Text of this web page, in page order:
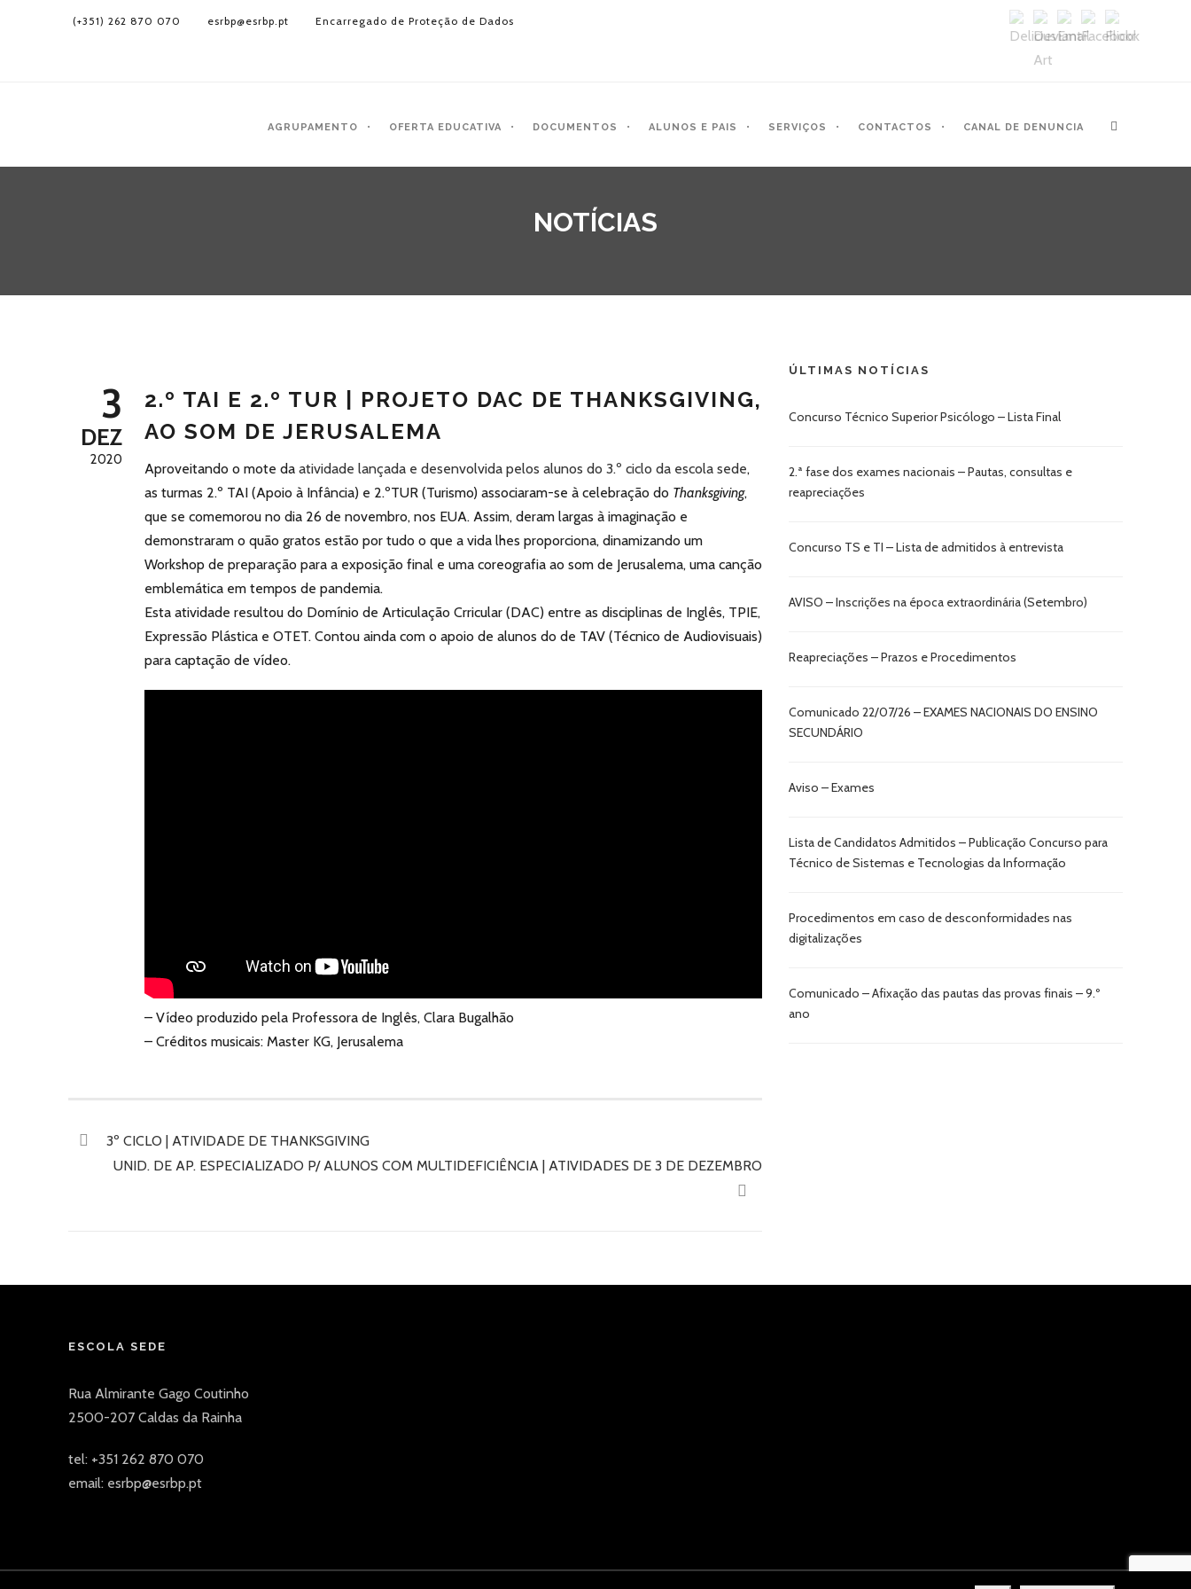
(+351) 262 870 070 esrbp@esrbp.pt Encarregado de Proteção de Dados
AGRUPAMENTO OFERTA EDUCATIVA DOCUMENTOS ALUNOS E PAIS SERVIÇOS CONTACTOS CANAL DE DENUNCIA
NOTÍCIAS
3
DEZ
2020
2.º TAI E 2.º TUR | PROJETO DAC DE THANKSGIVING,
AO SOM DE JERUSALEMA
Aproveitando o mote da atividade lançada e desenvolvida pelos alunos do 3.º ciclo da escola sede,
as turmas 2.º TAI (Apoio à Infância) e 2.ºTUR (Turismo) associaram-se à celebração do Thanksgiving,
que se comemorou no dia 26 de novembro, nos EUA. Assim, deram largas à imaginação e
demonstraram o quão gratos estão por tudo o que a vida lhes proporciona, dinamizando um
Workshop de preparação para a exposição final e uma coreografia ao som de Jerusalema, uma canção
emblemática em tempos de pandemia.
Esta atividade resultou do Domínio de Articulação Crricular (DAC) entre as disciplinas de Inglês, TPIE,
Expressão Plástica e OTET. Contou ainda com o apoio de alunos do de TAV (Técnico de Audiovisuais)
para captação de vídeo.
– Vídeo produzido pela Professora de Inglês, Clara Bugalhão
– Créditos musicais: Master KG, Jerusalema
3º CICLO | ATIVIDADE DE THANKSGIVING
UNID. DE AP. ESPECIALIZADO P/ ALUNOS COM MULTIDEFICIÊNCIA | ATIVIDADES DE 3 DE DEZEMBRO
ÚLTIMAS NOTÍCIAS
Concurso Técnico Superior Psicólogo – Lista Final
2.ª fase dos exames nacionais – Pautas, consultas e
reapreciações
Concurso TS e TI – Lista de admitidos à entrevista
AVISO – Inscrições na época extraordinária (Setembro)
Reapreciações – Prazos e Procedimentos
Comunicado 22/07/26 – EXAMES NACIONAIS DO ENSINO
SECUNDÁRIO
Aviso – Exames
Lista de Candidatos Admitidos – Publicação Concurso para
Técnico de Sistemas e Tecnologias da Informação
Procedimentos em caso de desconformidades nas
digitalizações
Comunicado – Afixação das pautas das provas finais – 9.º
ano
ESCOLA SEDE
Rua Almirante Gago Coutinho
2500-207 Caldas da Rainha
tel: +351 262 870 070
email: esrbp@esrbp.pt